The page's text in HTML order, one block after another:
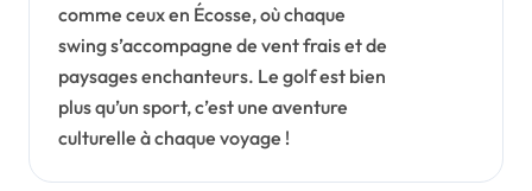
comme ceux en Écosse, où chaque
swing s’accompagne de vent frais et de
paysages enchanteurs. Le golf est bien
plus qu’un sport, c’est une aventure
culturelle à chaque voyage !